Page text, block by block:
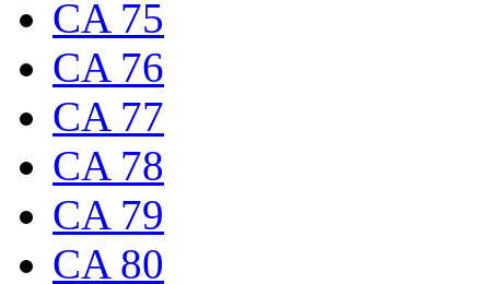
CA 75
CA 76
CA 77
CA 78
CA 79
CA 80